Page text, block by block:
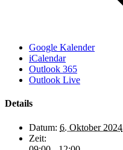
Google Kalender
iCalendar
Outlook 365
Outlook Live
Details
Datum: 6. Oktober 2024
Zeit: